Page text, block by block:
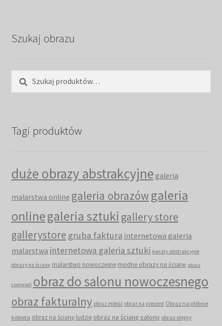
Szukaj obrazu
Szukaj:
Szukaj
Tagi produktów
duże obrazy abstrakcyjne galeria
malarstwa online galeria obrazów galeria
onlinegaleria sztuki gallery store
gallerystore gruba faktura internetowa galeria
malarstwa internetowa galeria sztuki kwiaty abstrakcyjne
obrazy na ścianę malarstwo nowoczesne modne obrazy na ścianę obraz
czerwień obraz do salonu nowoczesnego
obraz fakturalny obraz miłość obraz na prezent Obraz na płótnie
kobieta obraz na ścianę ludzie obraz na ścianę salonu obraz olejny